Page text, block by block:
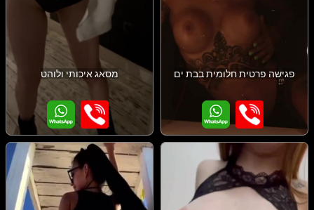
פגישה פרטית חלומית בבת ים מסאג איכותי ולוהט